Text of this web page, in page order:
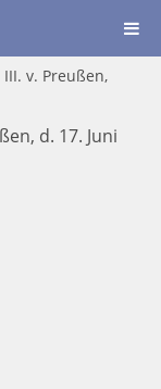
v. Preußen,
d. 17. Juni